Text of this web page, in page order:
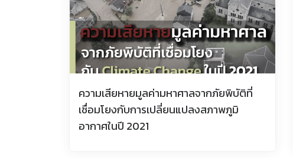
ความเสียหายมูลค่ามหาศาลจากภัยพิบัติที่
เชื่อมโยงกับการเปลี่ยนแปลงสภาพภูมิ
อากาศในปี 2021